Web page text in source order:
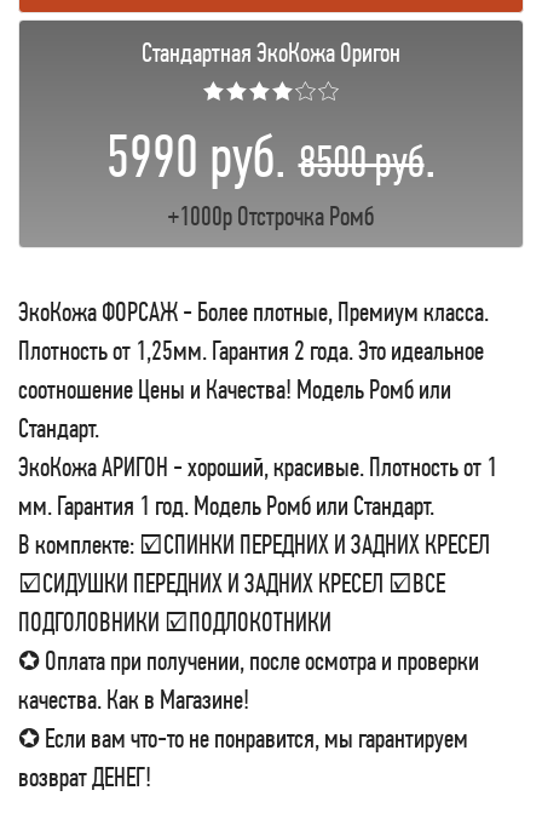
Стандартная ЭкоКожа Оригон
★★★★☆☆
5990 руб.8500 руб.
+1000р Отстрочка Ромб
ЭкоКожа ФОРСАЖ - Более плотные, Премиум класса.
Плотность от 1,25мм. Гарантия 2 года. Это идеальное
соотношение Цены и Качества! Модель Ромб или
Стандарт.
ЭкоКожа АРИГОН - хороший, красивые. Плотность от 1
мм. Гарантия 1 год. Модель Ромб или Стандарт.
В комплекте: ☑СПИНКИ ПЕРЕДНИХ И ЗАДНИХ КРЕСЕЛ
☑СИДУШКИ ПЕРЕДНИХ И ЗАДНИХ КРЕСЕЛ ☑ВСЕ
ПОДГОЛОВНИКИ ☑ПОДЛОКОТНИКИ
✪ Оплата при получении, после осмотра и проверки
качества. Как в Магазине!
✪ Если вам что-то не понравится, мы гарантируем
возврат ДЕНЕГ!